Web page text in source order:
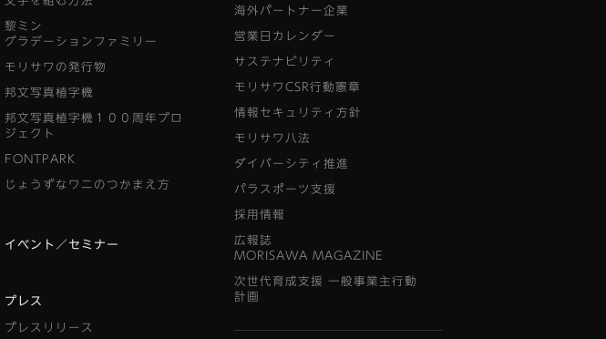
黎ミン
グラデーションファミリー
モリサワの発行物
邦文写真植字機
邦文写真植字機１００周年プロ
ジェクト
FONTPARK
じょうずなワニのつかまえ方
イベント／セミナー
プレス
プレスリリース
海外パートナー企業
営業日カレンダー
サステナビリティ
モリサワCSR行動憲章
情報セキュリティ方針
モリサワ八法
ダイバーシティ推進
パラスポーツ支援
採用情報
広報誌
MORISAWA MAGAZINE
次世代育成支援 一般事業主行動
計画